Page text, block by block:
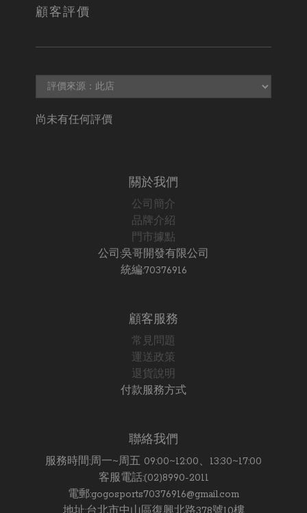
顧客評價
尚未有任何評價
關於我們
公司簡介
品牌介紹
門市據點
公司:吳哥開發有限公司
統編:70376916
顧客服務
常見問題
運送政策
退貨說明
付款服務方式
聯絡我們
服務時間:周一~周五 09:00~12:00、13:30~17:00
客服電話:(02)8990-2011
電郵:gogosports70376916@gmail.com